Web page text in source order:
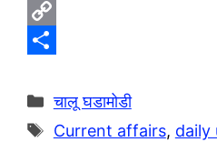
e
g
r
W
h
t
s
C
p
y
h
a
Categories
चालू घडामोडी
Tags
Current affairs, daily